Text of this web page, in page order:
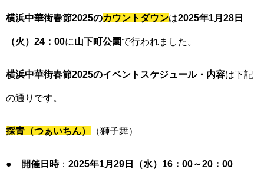
横浜中華街春節2025のカウントダウンは2025年1月28日
（火）24：00に山下町公園で行われました。
横浜中華街春節2025のイベントスケジュール・内容は下記
の通りです。
採青（つぁいちん） （獅子舞）
● 開催日時： 2025年1月29日（水）16 ：00～20 ：00